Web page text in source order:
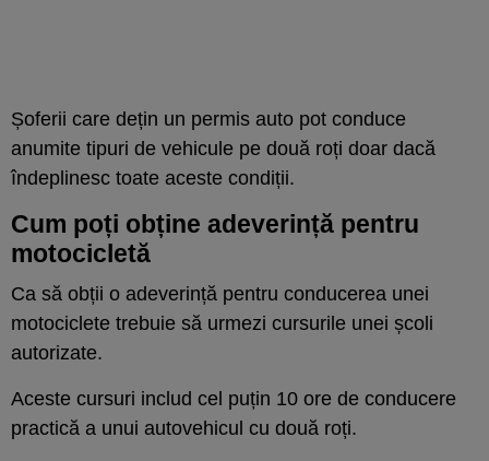
Șoferii care dețin un permis auto pot conduce
anumite tipuri de vehicule pe două roți doar dacă
îndeplinesc toate aceste condiții.
Cum poți obține adeverință pentru
motocicletă
Ca să obții o adeverință pentru conducerea unei
motociclete trebuie să urmezi cursurile unei școli
autorizate.
Aceste cursuri includ cel puțin 10 ore de conducere
practică a unui autovehicul cu două roți.